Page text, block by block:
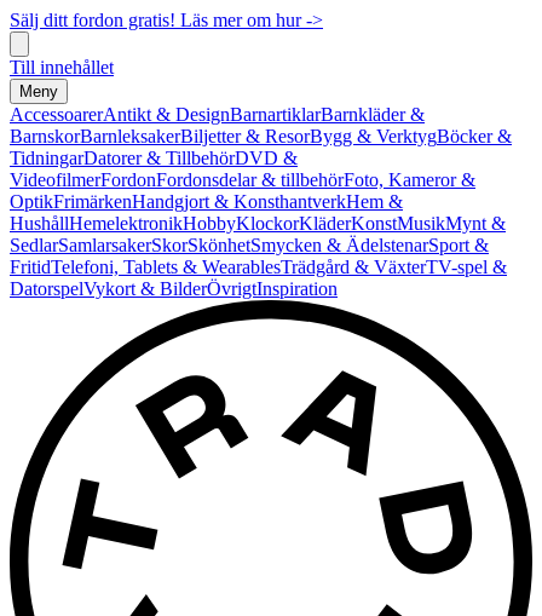
Sälj ditt fordon gratis! Läs mer om hur ->
Till innehållet
Meny
AccessoarerAntikt & DesignBarnartiklarBarnkläder &
BarnskorBarnleksakerBiljetter & ResorBygg & VerktygBöcker &
TidningarDatorer & TillbehörDVD &
VideofilmerFordonFordonsdelar & tillbehörFoto, Kameror &
OptikFrimärkenHandgjort & KonsthantverkHem &
HushållHemelektronikHobbyKlockorKläderKonstMusikMynt &
SedlarSamlarsakerSkorSkönhetSmycken & ÄdelstenarSport &
FritidTelefoni, Tablets & WearablesTrädgård & VäxterTV-spel &
DatorspelVykort & BilderÖvrigtInspiration